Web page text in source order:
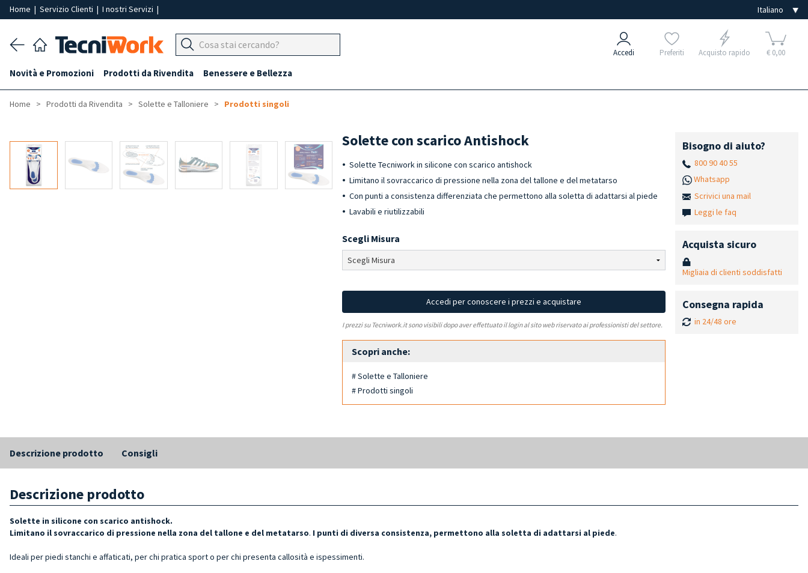
Home | Servizio Clienti | I nostri Servizi |
Accedi Preferiti Acquisto rapido € 0,00
Novità e Promozioni Prodotti da Rivendita Benessere e Bellezza
Home Prodotti da Rivendita Solette e Talloniere Prodotti singoli
Solette con scarico Antishock
Solette Tecniwork in silicone con scarico antishock
Limitano il sovraccarico di pressione nella zona del tallone e del metatarso
Con punti a consistenza differenziata che permettono alla soletta di adattarsi al piede
Lavabili e riutilizzabili
Scegli Misura
Accedi per conoscere i prezzi e acquistare
I prezzi su Tecniwork.it sono visibili dopo aver effettuato il login al sito web riservato ai professionisti del settore.
Scopri anche:
# Solette e Talloniere
# Prodotti singoli
Bisogno di aiuto?
800 90 40 55
Whatsapp
Scrivici una mail
Leggi le faq
Acquista sicuro
Migliaia di clienti soddisfatti
Consegna rapida
in 24/48 ore
Descrizione prodotto Consigli
Descrizione prodotto
Solette in silicone con scarico antishock.
Limitano il sovraccarico di pressione nella zona del tallone e del metatarso. I punti di diversa consistenza, permettono alla soletta di adattarsi al piede.
Ideali per piedi stanchi e affaticati, per chi pratica sport o per chi presenta callosità e ispessimenti.